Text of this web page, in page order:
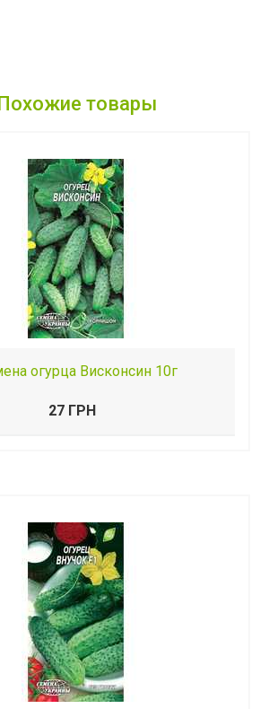
товары
огурца Висконсин 10г
27 ГРН